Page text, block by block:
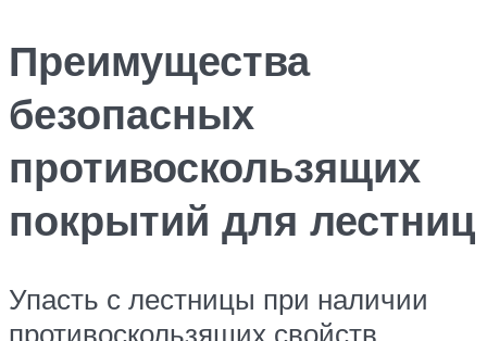
Преимущества
безопасных
противоскользящих
покрытий для лестниц
Упасть с лестницы при наличии
противоскользящих свойств